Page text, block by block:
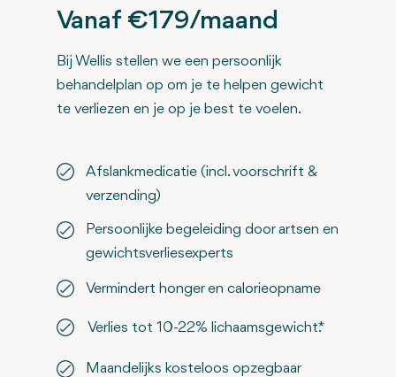
Persoonlijke begeleiding door artsen en
gewichtsverliesexperts
Vanaf €179/maand
Vermindert honger en calorieopname
Verlies tot 10-22% lichaamsgewicht.*
Maandelijks kosteloos opzegbaar
Afslankmedicatie (incl. voorschrift &
verzending)
Bij Wellis stellen we een persoonlijk
behandelplan op om je te helpen gewicht
te verliezen en je op je best te voelen.